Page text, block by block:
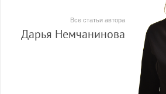
Все статьи автора
Дарья Немчанинова